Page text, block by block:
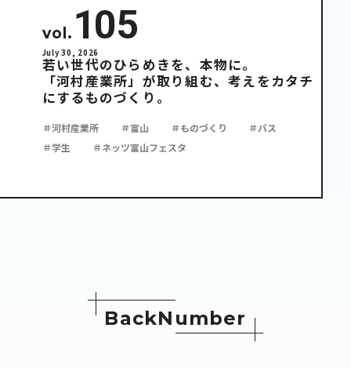
vol. 105
July 30, 2026
若い世代のひらめきを、本物に。
「河村産業所」が取り組む、考えをカタチ
にするものづくり。
＃河村産業所 ＃富山 ＃ものづくり
＃バス
＃学生
＃ネッツ富山フェスタ
BackN umber